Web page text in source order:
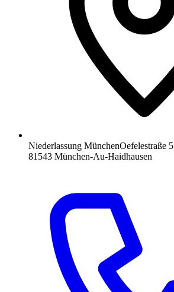
Niederlassung MünchenOefelestraße 5
81543 München-Au-Haidhausen